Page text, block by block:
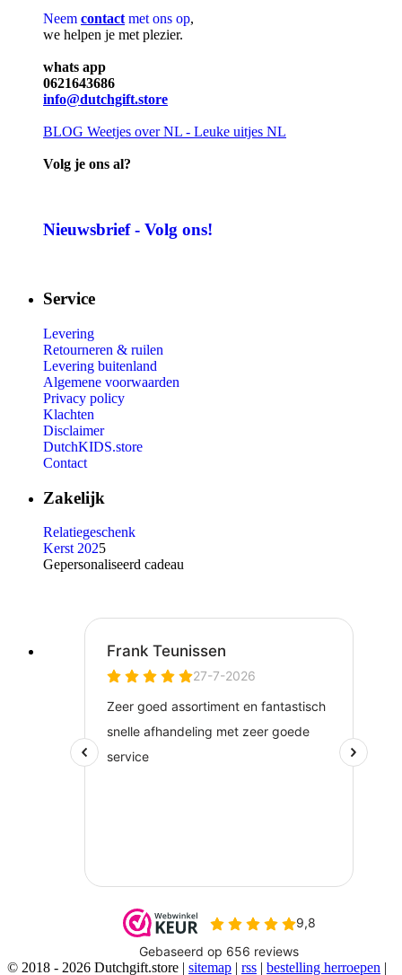
Neem contact met ons op,
we helpen je met plezier.
whats app
0621643686
info@dutchgift.store
BLOG Weetjes over NL - Leuke uitjes NL
Volg je ons al?
Nieuwsbrief - Volg ons!
Service
Levering
Retourneren & ruilen
Levering buitenland
Algemene voorwaarden
Privacy policy
Klachten
Disclaimer
DutchKIDS.store
Contact
Zakelijk
Relatiegeschenk
Kerst 2025
Gepersonaliseerd cadeau
© 2018 - 2026 Dutchgift.store | sitemap | rss | bestelling herroepen |